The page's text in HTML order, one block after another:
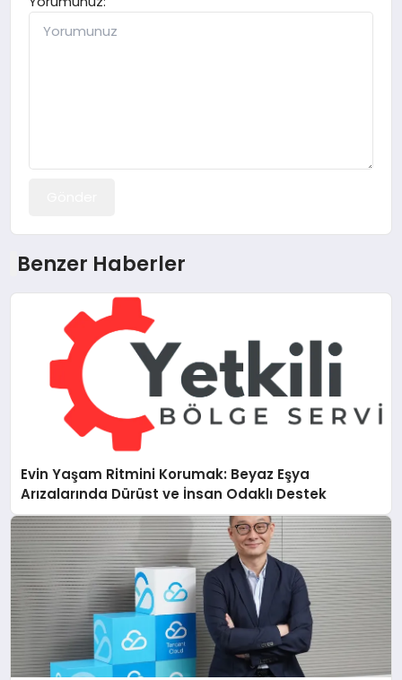
Benzer Haberler
Evin Yaşam Ritmini Korumak: Beyaz Eşya
Arızalarında Dürüst ve İnsan Odaklı Destek